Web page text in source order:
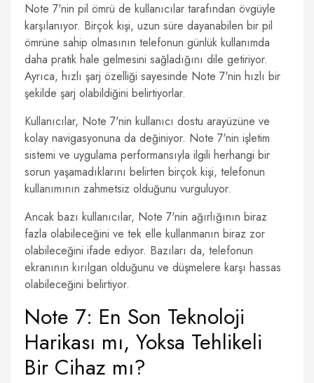
Note 7'nin pil ömrü de kullanıcılar tarafından övgüyle
karşılanıyor. Birçok kişi, uzun süre dayanabilen bir pil
ömrüne sahip olmasının telefonun günlük kullanımda
daha pratik hale gelmesini sağladığını dile getiriyor.
Ayrıca, hızlı şarj özelliği sayesinde Note 7'nin hızlı bir
şekilde şarj olabildiğini belirtiyorlar.
Kullanıcılar, Note 7'nin kullanıcı dostu arayüzüne ve
kolay navigasyonuna da değiniyor. Note 7'nin işletim
sistemi ve uygulama performansıyla ilgili herhangi bir
sorun yaşamadıklarını belirten birçok kişi, telefonun
kullanımının zahmetsiz olduğunu vurguluyor.
Ancak bazı kullanıcılar, Note 7'nin ağırlığının biraz
fazla olabileceğini ve tek elle kullanmanın biraz zor
olabileceğini ifade ediyor. Bazıları da, telefonun
ekranının kırılgan olduğunu ve düşmelere karşı hassas
olabileceğini belirtiyor.
Note 7: En Son Teknoloji
Harikası mı, Yoksa Tehlikeli
Bir Cihaz mı?